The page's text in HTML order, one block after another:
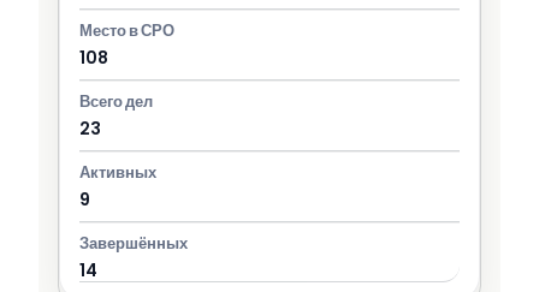
108
23
9
14